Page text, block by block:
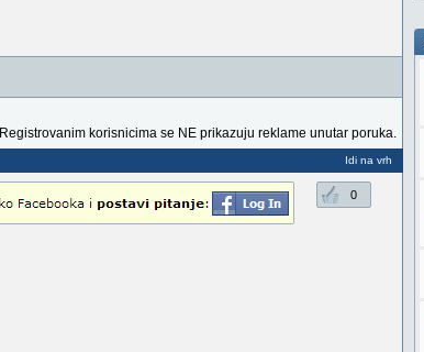
Registrovanim korisnicima se NE prikazuju reklame unutar poruka.
Idi na vrh
0